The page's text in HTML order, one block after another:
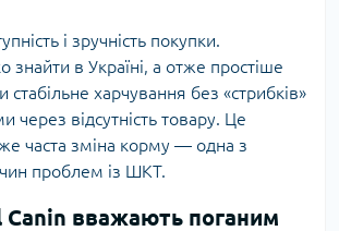
і зручність покупки.
знайти в Україні, а отже простіше
стабільне харчування без «стрибків»
через відсутність товару. Це
часта зміна корму — одна з
проблем із ШКТ.
Canin вважають поганим